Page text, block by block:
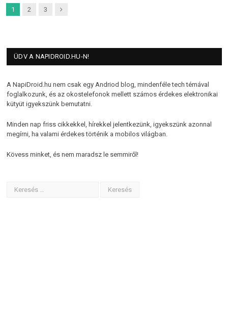
1 2 3 Next
ÜDV A NAPIDROID.HU-N!
A NapiDroid.hu nem csak egy Andriod blog, mindenféle tech témával
foglalkozunk, és az okostelefonok mellett számos érdekes elektronikai
kütyüt igyekszünk bemutatni.
Minden nap friss cikkekkel, hírekkel jelentkezünk, igyekszünk azonnal
megírni, ha valami érdekes történik a mobilos világban.
Kövess minket, és nem maradsz le semmiről!